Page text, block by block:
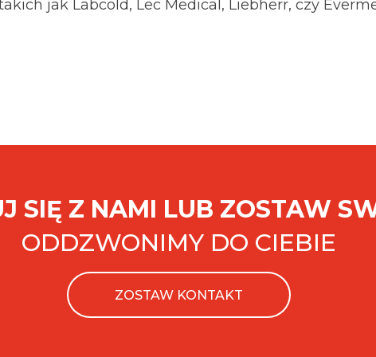
jak Labcold, Lec Medical, Liebherr, czy
SIĘ Z NAMI LUB ZOSTAW
ODDZWONIMY DO CIEBIE
ZOSTAW KONTAKT